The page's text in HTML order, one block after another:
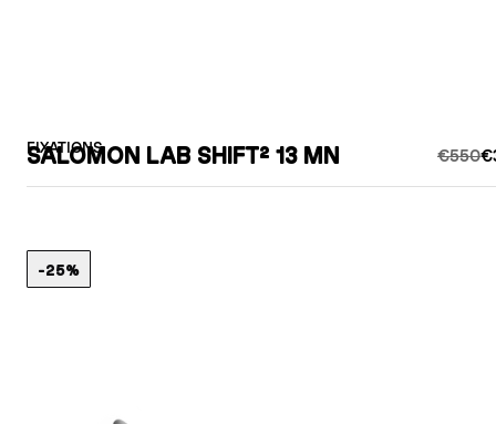
FIXATIONS
SALOMON LAB SHIFT² 13 MN €550
-25%